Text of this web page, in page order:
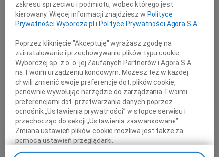
składają
z Kliniki Onkologii i Radioterapii
Gdańskiego Uniwersytetu Medycznego
zakresu sprzeciwu i podmiotu, wobec którego jest
kierowany. Więcej informacji znajdziesz w Polityce
Prywatności Wyborcza.pl i Polityce Prywatności Agora S.A.
Poprzez kliknięcie "Akceptuję" wyrażasz zgodę na
zainstalowanie i przechowywanie plików typu cookie
Wyborczej sp. z o. o. jej Zaufanych Partnerów i Agora S.A.
na Twoim urządzeniu końcowym. Możesz też w każdej
chwili zmienić swoje preferencje dot. plików cookie,
ponownie wywołując narzędzie do zarządzania Twoimi
preferencjami dot. przetwarzania danych poprzez
odnośnik „Ustawienia prywatności” w stopce serwisu i
przechodząc do sekcji „Ustawienia zaawansowane”.
Zmiana ustawień plików cookie możliwa jest także za
pomocą ustawień przeglądarki.